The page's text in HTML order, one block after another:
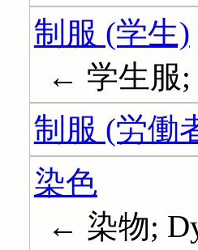
制服 (学生)
← 学生服;
制服 (労働
染色
← 染物;